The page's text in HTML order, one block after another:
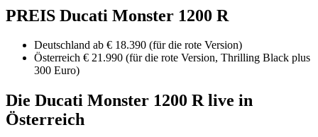
PREIS Ducati Monster 1200 R
Deutschland ab € 18.390 (für die rote Version)
Österreich € 21.990 (für die rote Version, Thrilling Black plus
300 Euro)
Die Ducati Monster 1200 R live in
Österreich